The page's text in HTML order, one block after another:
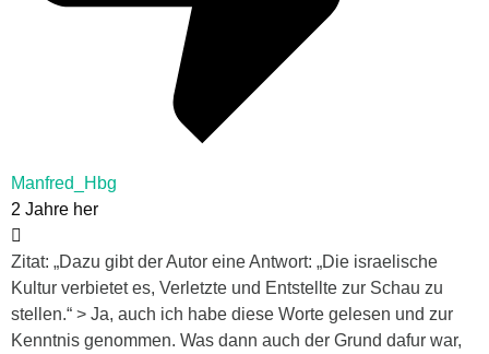
Manfred_Hbg
2 Jahre her
Zitat: „Dazu gibt der Autor eine Antwort: „Die israelische
Kultur verbietet es, Verletzte und Entstellte zur Schau zu
stellen.“ > Ja, auch ich habe diese Worte gelesen und zur
Kenntnis genommen. Was dann auch der Grund dafur war,